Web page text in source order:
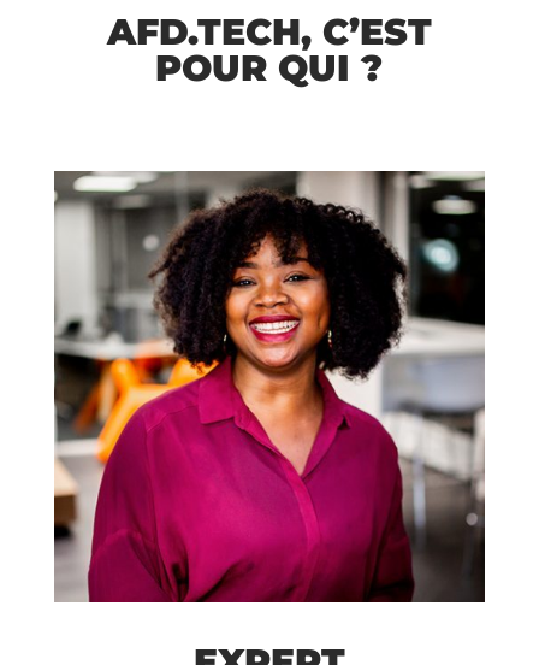
AFD.TECH, C’EST
POUR QUI ?